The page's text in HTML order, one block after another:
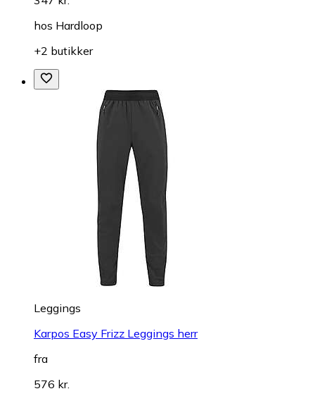
hos Hardloop
+2 butikker
Leggings
Karpos Easy Frizz Leggings herr
fra
576 kr.